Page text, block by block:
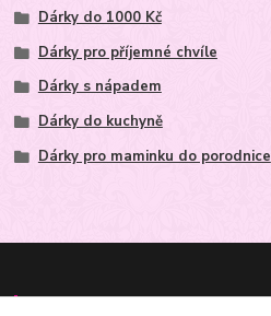
Dárky do 1000 Kč
Dárky pro příjemné chvíle
Dárky s nápadem
Dárky do kuchyně
Dárky pro maminku do porodnice